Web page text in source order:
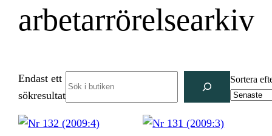
arbetarrörelsearkiv
Endast ett
sökresultat
Sortera